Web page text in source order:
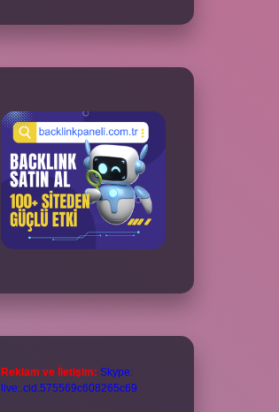
Reklam ve İletişim: Skype:
live:.cid.575569c608265c69